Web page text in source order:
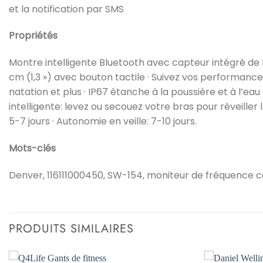
et la notification par SMS
Propriétés
Montre intelligente Bluetooth avec capteur intégré de
cm (1,3 ») avec bouton tactile · Suivez vos
natation et plus · IP67 étanche à la poussière et à
intelligente: levez ou secouez votre bras pour
5-7 jours · Autonomie en veille: 7-10 jours.
Mots-clés
Denver, 116111000450, SW-154, moniteur de
PRODUITS SIMILAIRES